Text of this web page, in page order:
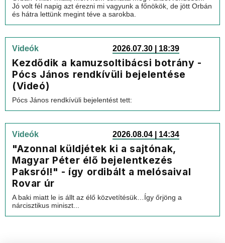
Jó volt fél napig azt érezni mi vagyunk a főnökök, de jött Orbán
és hátra lettünk megint téve a sarokba.
Videók 2026.07.30 | 18:39
Kezdődik a kamuzsoltibácsi botrány -
Pócs János rendkívüli bejelentése
(Videó)
Pócs János rendkívüli bejelentést tett:
Videók 2026.08.04 | 14:34
"Azonnal küldjétek ki a sajtónak,
Magyar Péter élő bejelentkezés
Paksról!" - így ordibált a melósaival
Rovar úr
A baki miatt le is állt az élő közvetítésük…Így őrjöng a
nárcisztikus miniszt...